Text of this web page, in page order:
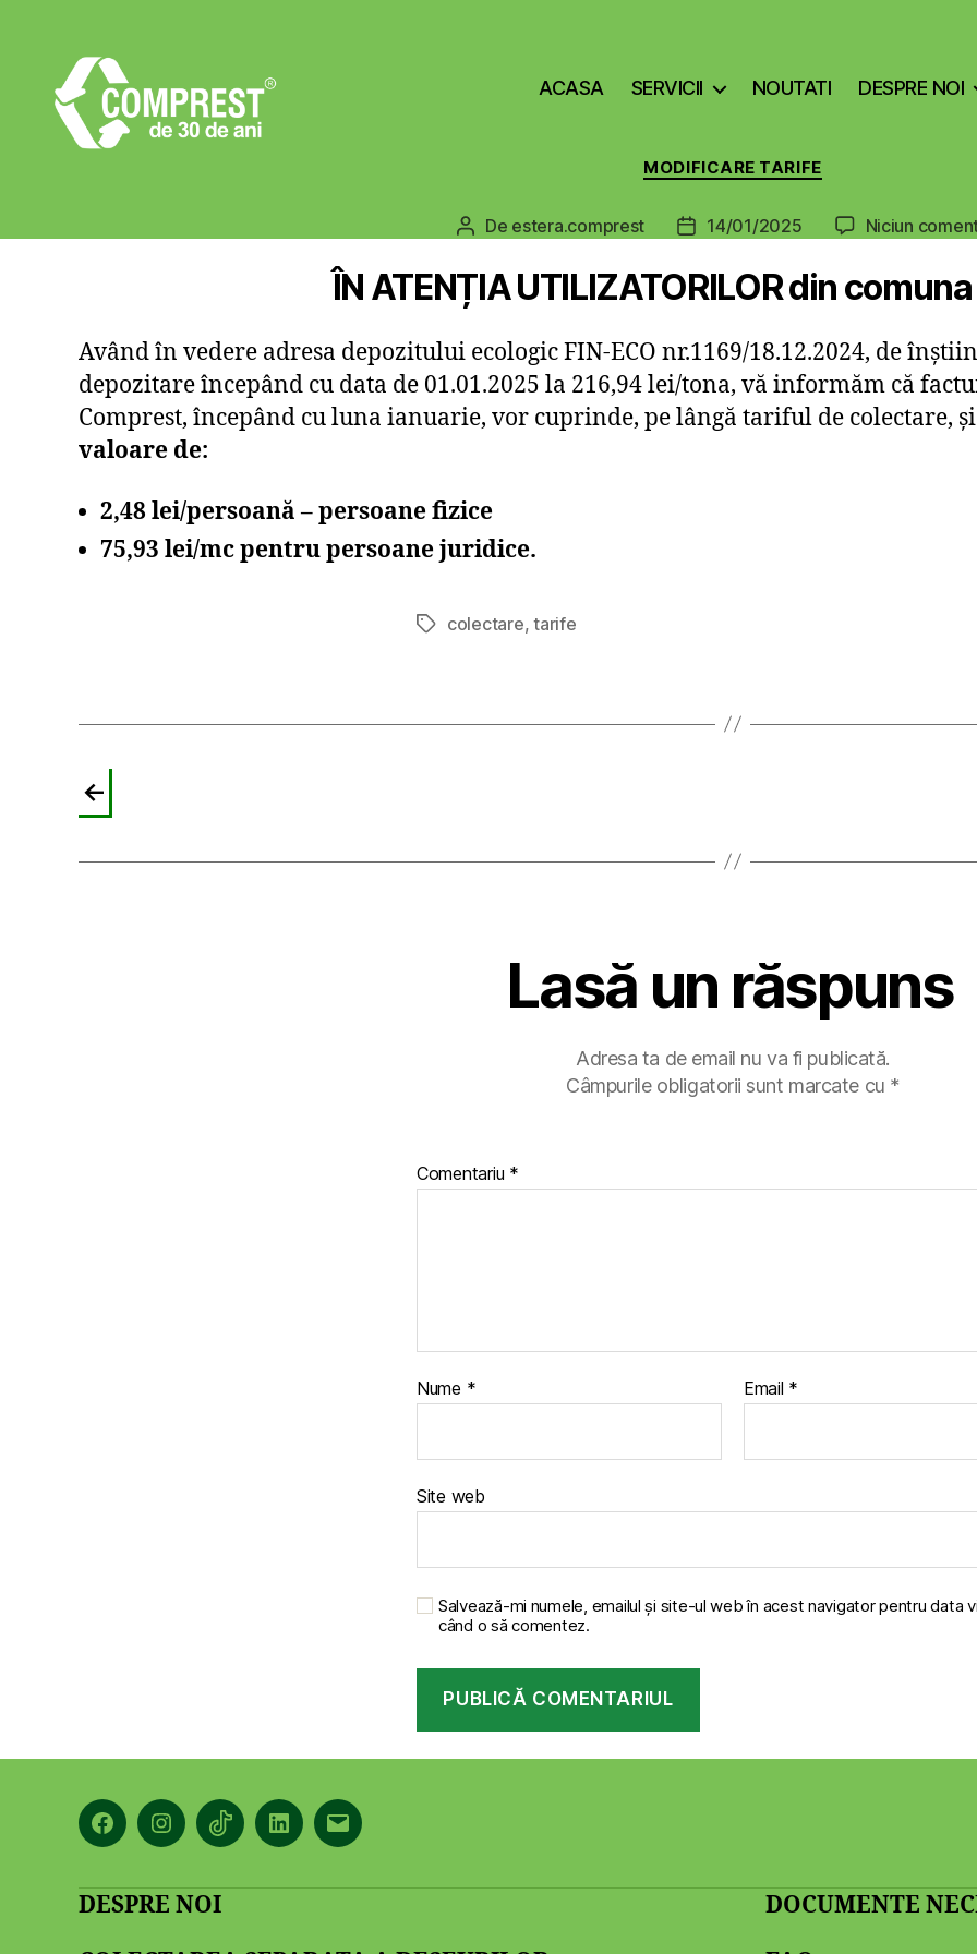
ACASA SERVICII NOUTATI DESPRE NOI
Categorii
MODIFICARE TARIFE
Autor
De estera.comprest
Dată14/01/2025 Niciun
ÎN ATENȚIA UTILIZATORILOR din
Având în vedere adresa depozitului ecologic FIN-ECO nr.1169/18.12.2024, de
depozitare începând cu data de 01.01.2025 la 216,94 lei/tona, vă informăm că
Comprest, începând cu luna ianuarie, vor cuprinde, pe lângă tariful de colectare,
valoare de:
2,48 lei/persoană – persoane fizice
75,93 lei/mc pentru persoane juridice.
Etichetecolectare,tarife
←
Lasă un răspuns
Adresa ta de email nu va fi publicată.
Câmpurile obligatorii sunt marcate cu *
Comentariu *
Nume * Email *
Site web
Salvează-mi numele, emailul și site-ul web în acest navigator pentru data
când o să comentez.
FacebookInstagramTikTokLinkedInEmail
DESPRE NOI
DOCUMENTE